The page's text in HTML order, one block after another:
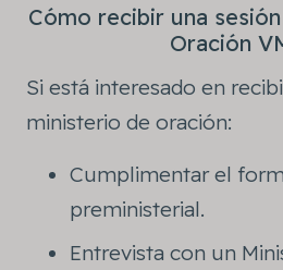
Cómo recibir una
Oración
Si está interesado en
ministerio de oración:
Cumplimentar el
preministerial.
Entrevista con un